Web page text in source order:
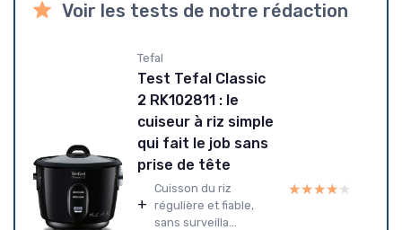
Voir les tests de notre rédaction
Tefal
Test Tefal Classic
2 RK102811 : le
cuiseur à riz simple
qui fait le job sans
prise de tête
+
Cuisson du riz
régulière et fiable,
sans surveilla...
★★★★★
★★★★★